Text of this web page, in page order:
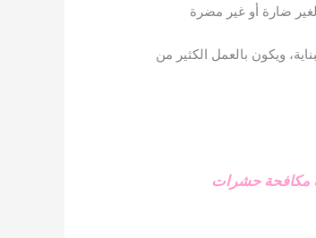
ضارة أو غير مضرة
ويكون بالعمل الكثير من
مكافحة حشرات